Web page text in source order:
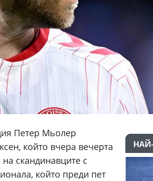
Петер Мьолер
който вчера вечерта
скандинавците с
който преди пет